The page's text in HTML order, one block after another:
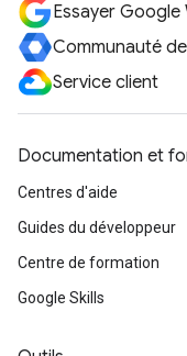
Essayer
Communauté
Service client
Documentation et
Centres d'aide
Guides du développeur
Centre de formation
Google Skills